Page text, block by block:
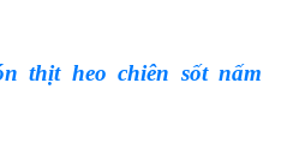
thịt heo chiên sốt nấm